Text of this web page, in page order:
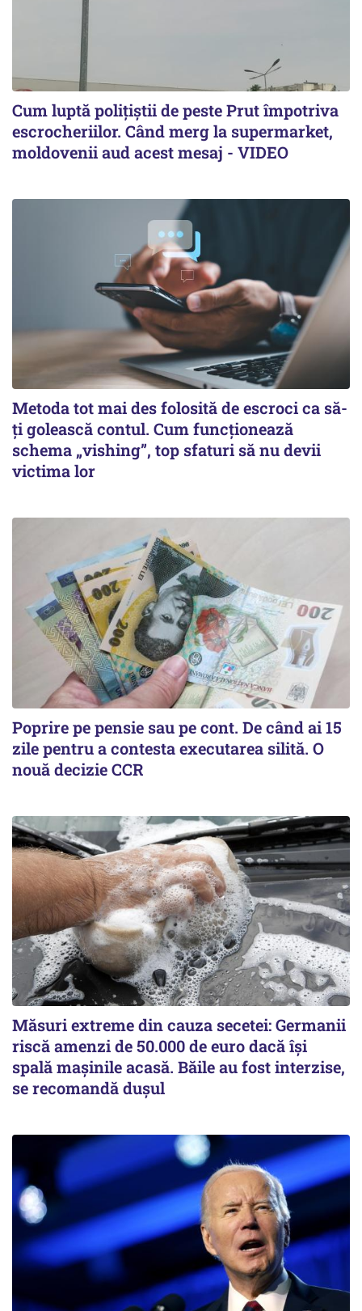
Cum luptă polițiștii de peste Prut împotriva
escrocheriilor. Când merg la supermarket,
moldovenii aud acest mesaj - VIDEO
Metoda tot mai des folosită de escroci ca să-
ți golească contul. Cum funcționează
schema „vishing”, top sfaturi să nu devii
victima lor
Poprire pe pensie sau pe cont. De când ai 15
zile pentru a contesta executarea silită. O
nouă decizie CCR
Măsuri extreme din cauza secetei: Germanii
riscă amenzi de 50.000 de euro dacă își
spală mașinile acasă. Băile au fost interzise,
se recomandă dușul